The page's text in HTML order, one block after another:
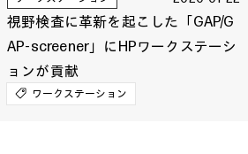
視野検査に革新を起こした「GAP/G
AP-screener」にHPワークステーシ
ョンが貢献
ワークステーション